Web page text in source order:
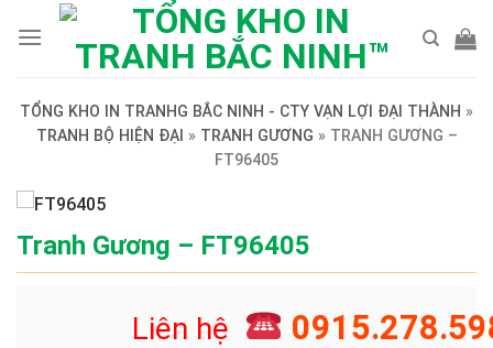
TỔNG KHO IN TRANHG BẮC NINH - CTY VẠN LỢI ĐẠI THÀNH »
TRANH BỘ HIỆN ĐẠI » TRANH GƯƠNG » TRANH GƯƠNG –
FT96405
Tranh Gương – FT96405
Liên hệ